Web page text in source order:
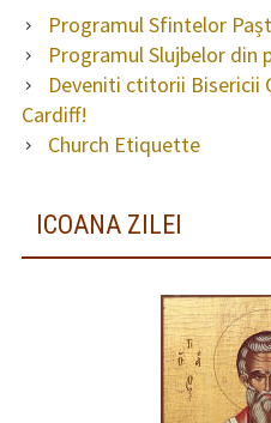
Programul Sfintelor
Programul Slujbelor din
Deveniti ctitorii Bisericii
Cardiff!
Church Etiquette
ICOANA ZILEI